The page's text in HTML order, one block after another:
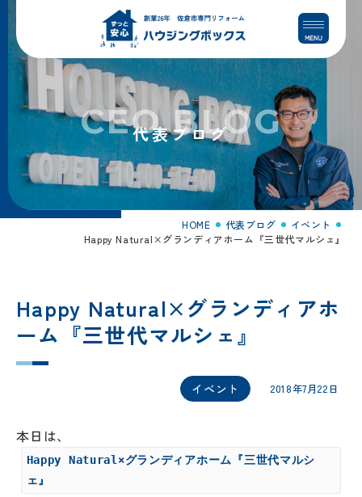
コ
テ
ン
ス
ナ
ゲ
ー
ン
代表ブログ
CEO BLOG
HOME 代表ブログ
イベント
Happy Natural×グランディアホーム『三世代マルシェ』
Happy Natural×グランディアホ
ーム『三世代マルシェ』
イベント 2018年7月22日
本日は、
Happy Natural×グランディアホーム『三世代マルシ
ェ』